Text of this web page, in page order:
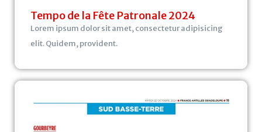
Tempo de la Fête Patronale 2024
Lorem ipsum dolor sit amet, consectetur adipisicing
elit. Quidem, provident.